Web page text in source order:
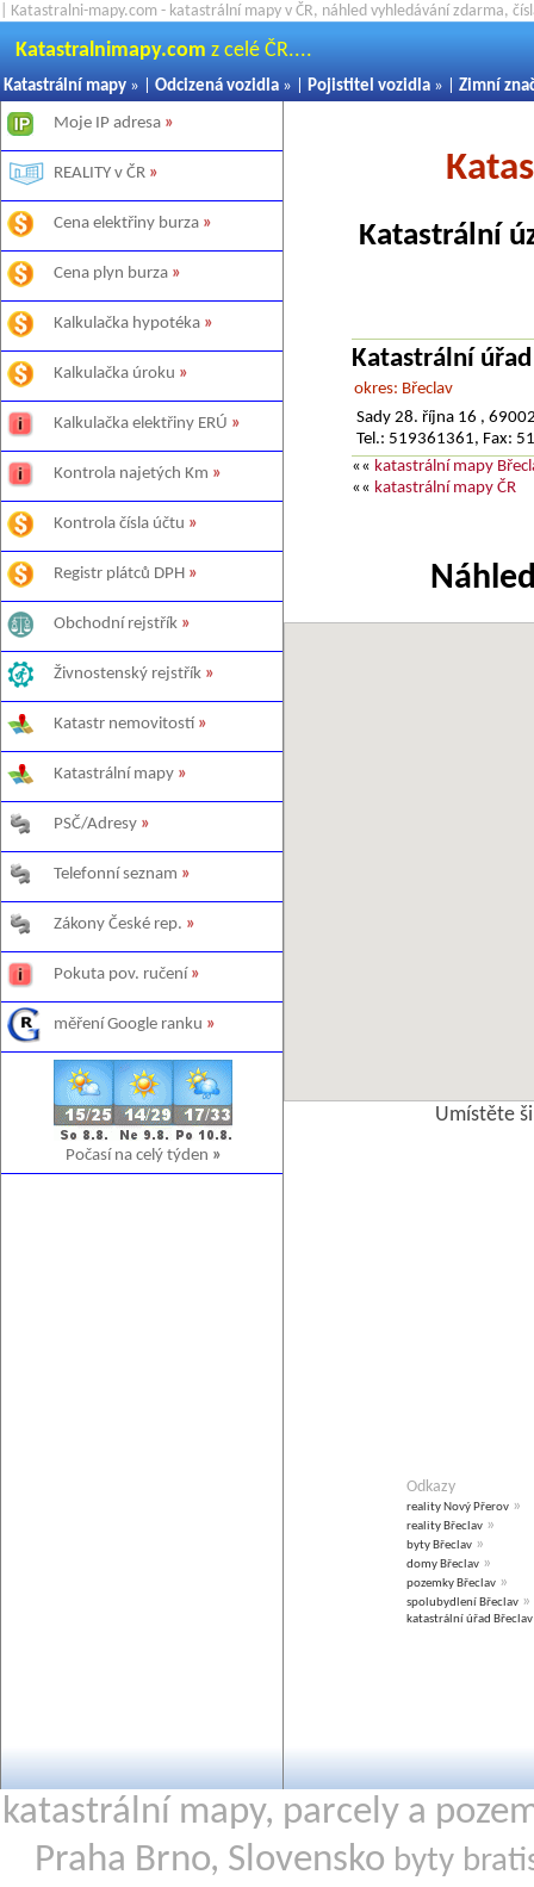
| Katastralni-mapy.com - katastrální mapy v ČR, náhled vyhledávání zdarma,
Katastralnimapy.com z celé ČR....
Katastrální mapy » | Odcizená vozidla » | Pojistitel vozidla » | Zimní
Moje IP adresa »
REALITY v ČR »
Cena elektřiny burza »
Cena plyn burza »
Kalkulačka hypotéka »
Kalkulačka úroku »
Kalkulačka elektřiny ERÚ »
Kontrola najetých Km »
Kontrola čísla účtu »
Registr plátců DPH »
Obchodní rejstřík »
Živnostenský rejstřík »
Katastr nemovitostí »
Katastrální mapy »
PSČ/Adresy »
Telefonní seznam »
Zákony České rep. »
Pokuta pov. ručení »
měření Google ranku »
Počasí na celý týden »
Katastrální
Katastrální
okres: Břeclav
Sady 28. října 16 ,
Tel.: 519361361, Fax:
«« katastrální mapy
«« katastrální mapy ČR
Umístěte
Odkazy
reality Nový Přerov »
reality Břeclav »
byty Břeclav »
domy Břeclav »
pozemky Břeclav »
spolubydlení Břeclav »
katastrální úřad Břeclav
katastrální mapy, parcely a
Praha Brno, Slovensko byty